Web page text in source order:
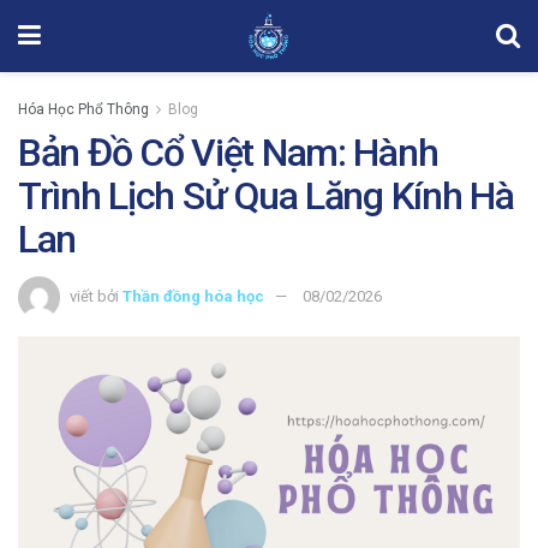
Hóa Học Phổ Thông Blog
Bản Đồ Cổ Việt Nam: Hành
Trình Lịch Sử Qua Lăng Kính Hà
Lan
viết bởi Thần đồng hóa học 08/02/2026